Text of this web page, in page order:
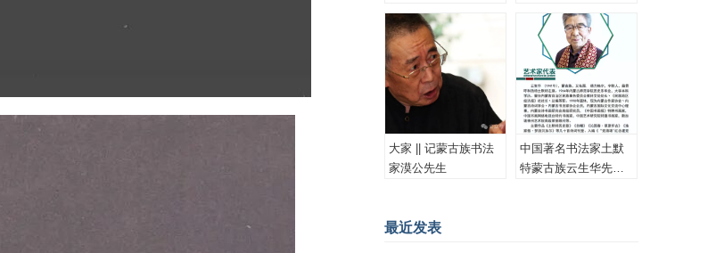
大家 || 记蒙古族书法
家漠公先生
中国著名书法家土默
特蒙古族云生华先生
最近发表